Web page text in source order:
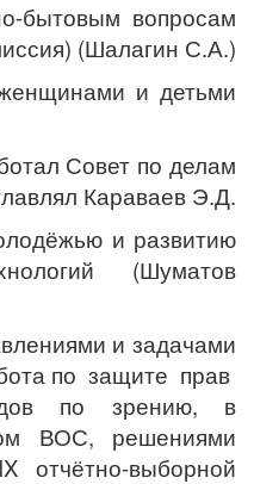
вопросам
(Шалагин С.А.)
и детьми
Совет по делам
Караваев Э.Д.
и развитию
(Шуматов
и задачами
по защите прав
по зрению, в
ВОС, решениями
отчётно-выборной